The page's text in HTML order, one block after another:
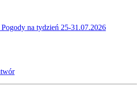
na tydzień 25-31.07.2026